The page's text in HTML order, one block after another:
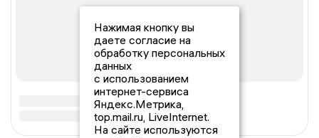
Нажимая кнопку вы
даете согласие на
обработку персональных
данных
с использованием
интернет-сервиса
Яндекс.Метрика,
top.mail.ru, LiveInternet.
На сайте используются